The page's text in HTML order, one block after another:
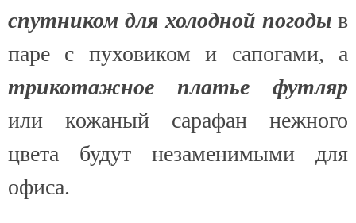
спутником для холодной погодыв
паре с пуховиком и сапогами, а
трикотажное платье футляр
или кожаный сарафан нежного
цвета будут незаменимыми для
офиса.